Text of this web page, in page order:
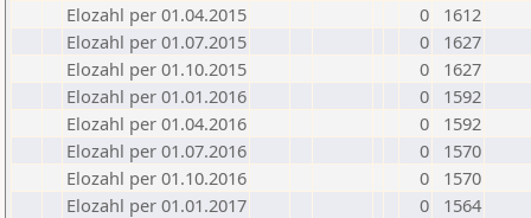
Elozahl per 01.04.2015
0
1612
Elozahl per 01.07.2015
0
1627
Elozahl per 01.10.2015
0
1627
Elozahl per 01.01.2016
0
1592
Elozahl per 01.04.2016
0
1592
Elozahl per 01.07.2016
0
1570
Elozahl per 01.10.2016
0
1570
Elozahl per 01.01.2017
0
1564